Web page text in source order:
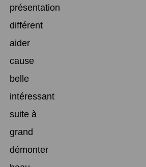
présentation
différent
aider
cause
belle
intéressant
suite à
grand
démonter